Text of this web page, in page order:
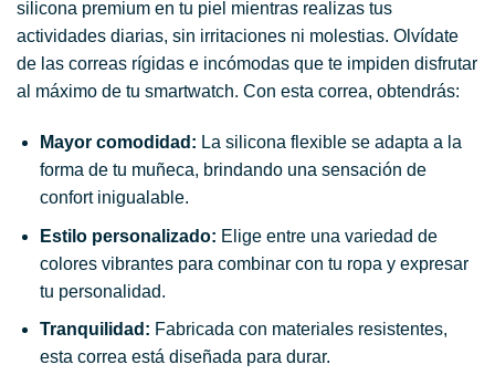
silicona premium en tu piel mientras realizas tus
actividades diarias, sin irritaciones ni molestias. Olvídate
de las correas rígidas e incómodas que te impiden disfrutar
al máximo de tu smartwatch. Con esta correa, obtendrás:
Mayor comodidad: La silicona flexible se adapta a la
forma de tu muñeca, brindando una sensación de
confort inigualable.
Estilo personalizado: Elige entre una variedad de
colores vibrantes para combinar con tu ropa y expresar
tu personalidad.
Tranquilidad: Fabricada con materiales resistentes,
esta correa está diseñada para durar.